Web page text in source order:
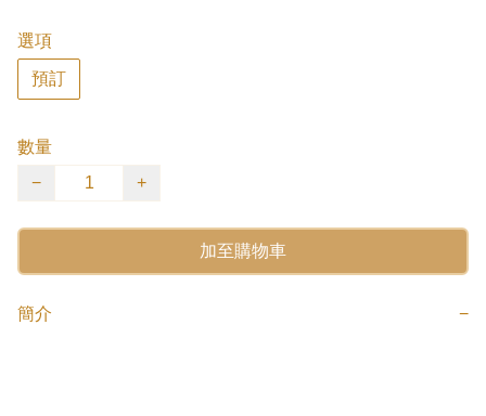
選項
預訂
數量
−
+
加至購物車
簡介 −